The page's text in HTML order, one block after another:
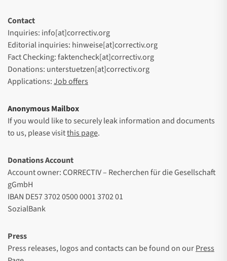
Contact
Inquiries: info[at]correctiv.org
Editorial inquiries: hinweise[at]correctiv.org
Fact Checking: faktencheck[at]correctiv.org
Donations: unterstuetzen[at]correctiv.org
Applications:Job offers
Anonymous Mailbox
If you would like to securely leak information and documents
to us, please visitthis page.
Donations Account
Account owner: CORRECTIV – Recherchen für die Gesellschaft
gGmbH
IBAN DE57 3702 0500 0001 3702 01
SozialBank
Press
Press releases, logos and contacts can be found on ourPress